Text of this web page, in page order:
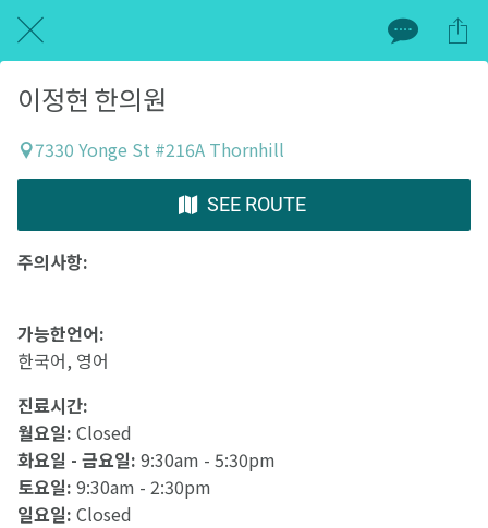
이정현 한의원
7330 Yonge St #216A Thornhill
SEE ROUTE
주의사항:
가능한언어:
한국어, 영어
진료시간:
월요일: Closed
화요일 - 금요일: 9:30am - 5:30pm
토요일: 9:30am - 2:30pm
일요일: Closed